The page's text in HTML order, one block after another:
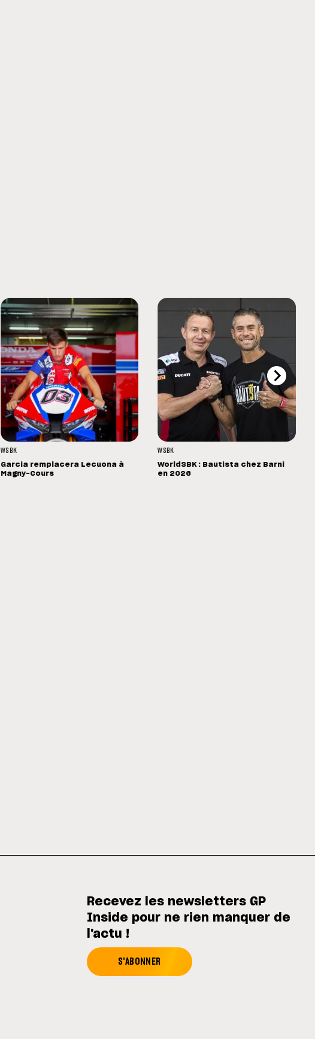
WSBK
Garcia remplacera Lecuona à
Magny-Cours
WSBK
WorldSBK : Bautista chez Barni
en 2026
Recevez les newsletters GP
Inside pour ne rien manquer de
l'actu !
S'ABONNER